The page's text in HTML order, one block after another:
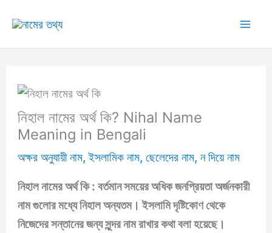
content
নিহাল নামের অর্থ কি? Nihal Name
Meaning in Bengali
অক্ষর অনুযায়ী নাম,ইসলামিক নাম,ছেলেদের নাম,ন দিয়ে নাম
নিহাল নামের অর্থ কি: বর্তমান সময়ের অধিক জনপ্রিয়তা অর্জনকারী
নাম গুলোর মধ্যেনিহালঅন্যতম। ইসলামি দৃষ্টিকোণ থেকে
নিজেদের সন্তানের জন্য সুন্দর নাম রাখার কথা বলা হয়েছে।